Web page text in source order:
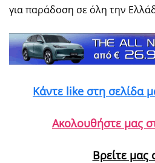
για παράδοση σε όλη την
Κάντε like στη σελίδα
Ακολουθήστε μας
Βρείτε μας